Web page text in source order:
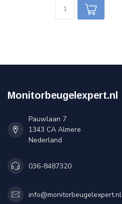
Monitorbeugelexpert.nl
Pauwlaan 7
1343 CA Almere
Nederland
036-8487320
info@monitorbeugelexpert.nl